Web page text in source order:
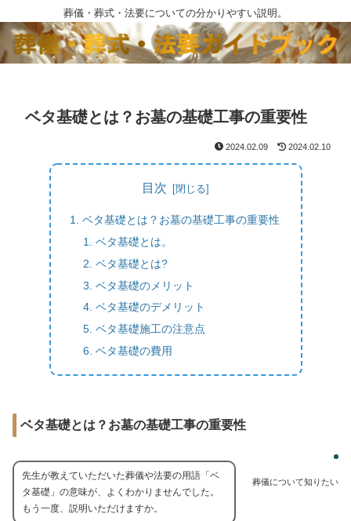
葬儀・葬式・法要についての分かりやすい説明。
ベタ基礎とは？お墓の基礎工事の重要性
2024.02.09 2024.02.10
目次
ベタ基礎とは？お墓の基礎工事の重要性
ベタ基礎とは。
ベタ基礎とは?
ベタ基礎のメリット
ベタ基礎のデメリット
ベタ基礎施工の注意点
ベタ基礎の費用
ベタ基礎とは？お墓の基礎工事の重要性
葬儀について知りたい
先生が教えていただいた葬儀や法要の用語「ベ
タ基礎」の意味が、よくわかりませんでした。
もう一度、説明いただけますか。